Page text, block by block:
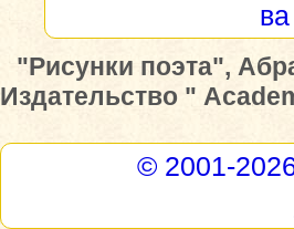
"Рисунки поэта",
Издательство "
© 2001-